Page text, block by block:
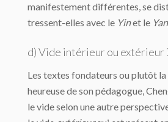
manifestement différentes, se
tressent-elles avec le Yinet le
d) Vide intérieur ou extérieur
Les textes fondateurs ou plutôt
heureuse de son pédagogue,
le vide selon une autre